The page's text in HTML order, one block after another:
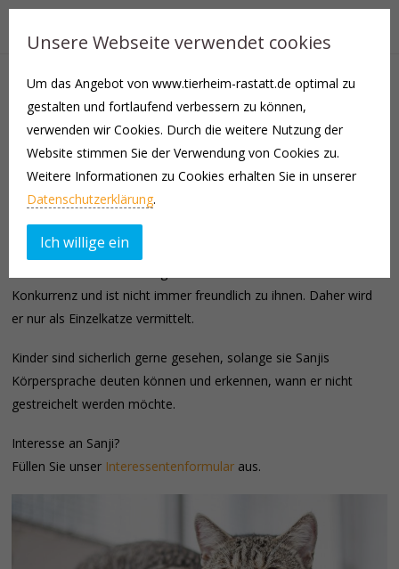
Sanji | geb. ca. 2022 | Europäisch Kurzhaar | männlich,
kastriert | Wohnungshaltung mit Freigang|
Einzelhaltung |
Sanji streunerte draußen herum, bis Kinder ihn fanden und mit
nachhause nahmen. Vermisst wurde er nicht.
Der selbstbewusste Kater liebt uns Menschen und sehnt sich
Konkurrenz und ist nicht immer freundlich zu ihnen. Daher wird
er nur als Einzelkatze vermittelt.
Kinder sind sicherlich gerne gesehen, solange sie Sanjis
Körpersprache deuten können und erkennen, wann er nicht
gestreichelt werden möchte.
Interesse an Sanji?
Füllen Sie unser Interessentenformular aus.
Unsere Webseite verwendet cookies
Um das Angebot von www.tierheim-rastatt.de optimal zu
gestalten und fortlaufend verbessern zu können,
verwenden wir Cookies. Durch die weitere Nutzung der
Website stimmen Sie der Verwendung von Cookies zu.
Weitere Informationen zu Cookies erhalten Sie in unserer
Datenschutzerklärung.
Ich willige ein